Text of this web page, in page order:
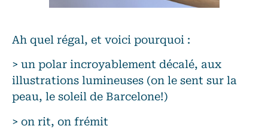
Ah quel régal, et voici pourquoi :
> un polar incroyablement décalé, aux
illustrations lumineuses (on le sent sur la
peau, le soleil de Barcelone!)
> on rit, on frémit